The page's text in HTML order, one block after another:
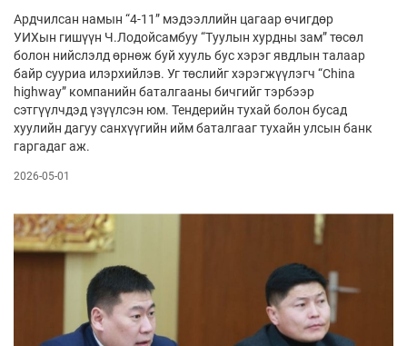
Ардчилсан намын “4-11” мэдээллийн цагаар өчигдөр
УИХын гишүүн Ч.Лодойсамбуу “Туулын хурдны зам” төсөл
болон нийслэлд өрнөж буй хууль бус хэрэг явдлын талаар
байр сууриа илэрхийлэв. Уг төслийг хэрэгжүүлэгч “Сhina
highway” компанийн баталгааны бичгийг тэрбээр
сэтгүүлчдэд үзүүлсэн юм. Тендерийн тухай болон бусад
хуулийн дагуу санхүүгийн ийм баталгааг тухайн улсын банк
гаргадаг аж.
2026-05-01